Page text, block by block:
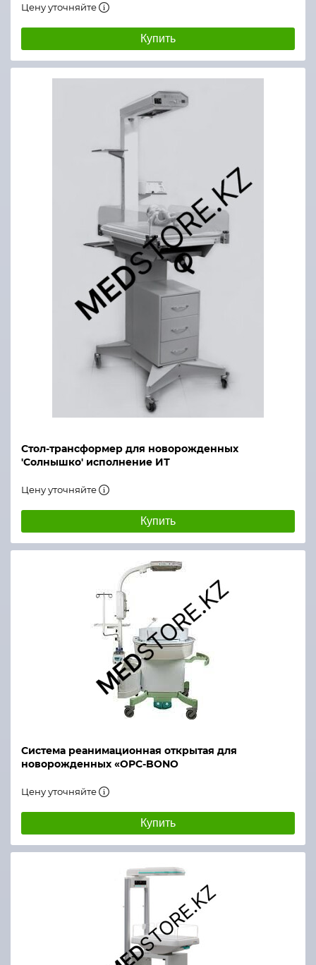
Цену уточняйте
Купить
Стол-трансформер для новорожденных
'Cолнышко' исполнение ИТ
Цену уточняйте
Купить
Система реанимационная открытая для
новорожденных «ОРС-BONO
Цену уточняйте
Купить